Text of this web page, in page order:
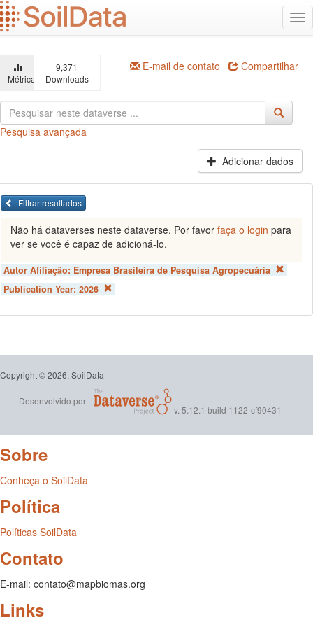
Ir
para
o
principal
Métricas
9,371
Downloads
E-mail de contato Compartilhar
Pesquisa avançada
Adicionar dados
Filtrar resultados
Não há dataverses neste dataverse. Por favor faça o login para
ver se você é capaz de adicioná-lo.
Autor Afiliação: Empresa Brasileira de Pesquisa Agropecuária
Publication Year: 2026
Copyright © 2026, SoilData
Desenvolvido por
v. 5.12.1 build 1122-cf90431
Sobre
Conheça o SoilData
Política
Políticas SoilData
Contato
E-mail: contato@mapbiomas.org
Links